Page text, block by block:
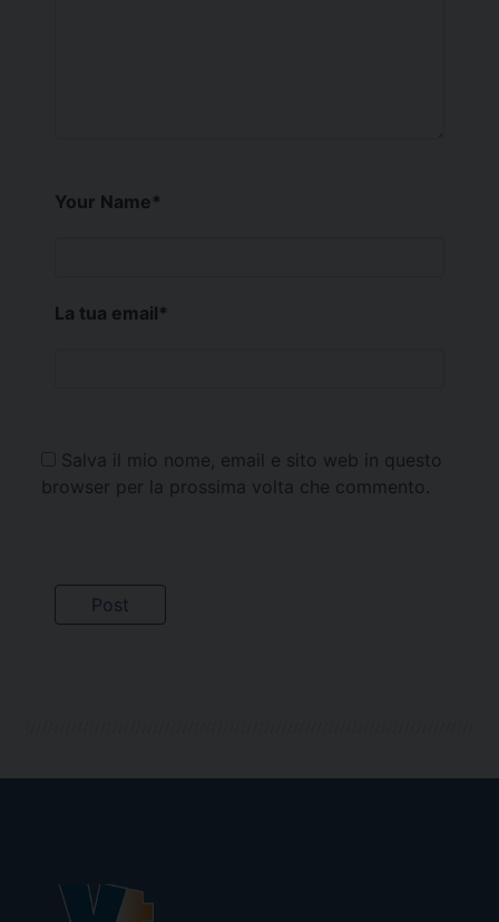
Your Name*
La tua email*
Salva il mio nome, email e sito web in questo
browser per la prossima volta che commento.